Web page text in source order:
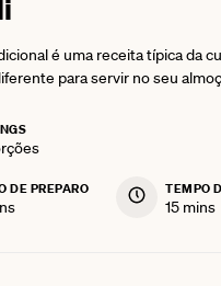
é uma receita típica da
para servir no seu
DE PREPARO TEMPO
15 mins